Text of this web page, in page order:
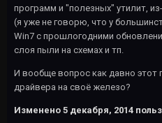
программ и "полезных" утилит,
(я уже не говорю, что у
Win7 с прошлогодними
слоя пыли на схемах и тп.
И вообще вопрос как давно этот
драйвера на своё железо?
Изменено 5 декабря, 2014